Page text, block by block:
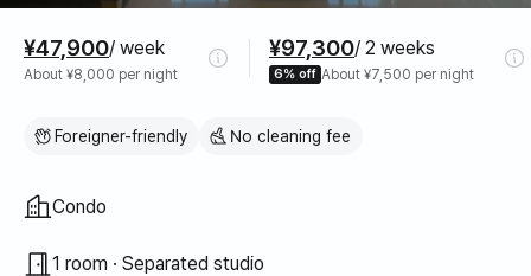
¥47,900/ week
About ¥8,000 per night
¥97,300/ 2 weeks
6% off About ¥7,500 per night
Foreigner-friendly No cleaning fee
Property type
Condo
1 room · Separated studio